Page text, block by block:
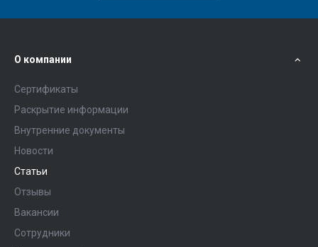
О компании
Сертификаты
Раскрытие информации
Внутренние документы
Новости
Статьи
Отзывы
Вакансии
Сотрудники